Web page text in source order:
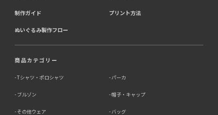
第三者に提供する目的：パーソナライズ広告配信および効
提供する個人情報の項目：Cookie 等の識別子、広告 ID、
提供の手段又は方法：当社ウェブサイトのタグ・SDK・
携。
提供先：広告配信事業者（例：Google LLC等）。
制作ガイド プリント方法
ぬいぐるみ製作フロー
商品カテゴリー
Tシャツ・ポロシャツ パーカ
ブルゾン 帽子・キャップ
その他ウェア バッグ